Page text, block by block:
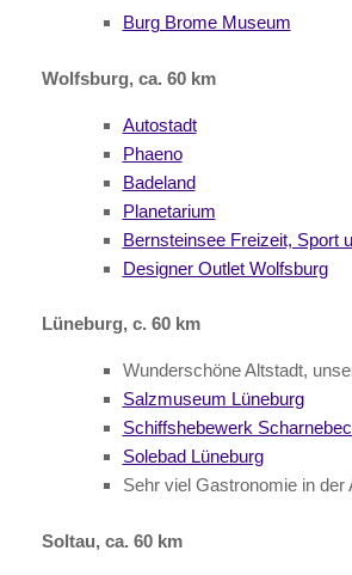
Burg Brome Museum
Wolfsburg, ca. 60 km
Autostadt
Phaeno
Badeland
Planetarium
Bernsteinsee Freizeit, Sport
Designer Outlet Wolfsburg
Lüneburg, c. 60 km
Wunderschöne Altstadt,
Salzmuseum Lüneburg
Schiffshebewerk
Solebad Lüneburg
Sehr viel Gastronomie in der
Soltau, ca. 60 km